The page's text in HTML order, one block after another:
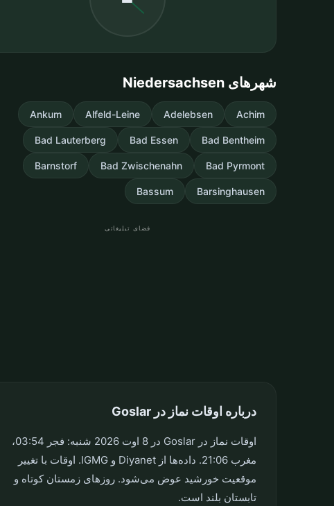
شهرهای Niedersachsen
Achim
Adelebsen
Alfeld-Leine
Ankum
Bad Bentheim
Bad Essen
Bad Lauterberg
Bad Pyrmont
Bad Zwischenahn
Barnstorf
Barsinghausen
Bassum
فضای تبلیغاتی
درباره اوقات نماز در Goslar
اوقات نماز در Goslar در 8 اوت 2026 شنبه: فجر 03:54،
مغرب 21:06. داده‌ها از Diyanet و IGMG. اوقات با تغییر
موقعیت خورشید عوض می‌شود. روزهای زمستان کوتاه و
تابستان بلند است.